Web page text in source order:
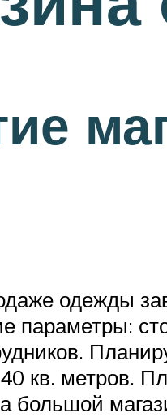
одежды
параметры:
кв. метров.
большой